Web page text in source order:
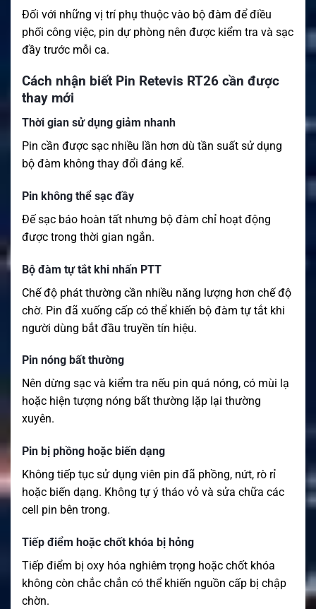
Đối với những vị trí phụ thuộc vào bộ đàm để điều
phối công việc, pin dự phòng nên được kiểm tra và sạc
đầy trước mỗi ca.
Cách nhận biết Pin Retevis RT26 cần được
thay mới
Thời gian sử dụng giảm nhanh
Pin cần được sạc nhiều lần hơn dù tần suất sử dụng
bộ đàm không thay đổi đáng kể.
Pin không thể sạc đầy
Đế sạc báo hoàn tất nhưng bộ đàm chỉ hoạt động
được trong thời gian ngắn.
Bộ đàm tự tắt khi nhấn PTT
Chế độ phát thường cần nhiều năng lượng hơn chế độ
chờ. Pin đã xuống cấp có thể khiến bộ đàm tự tắt khi
người dùng bắt đầu truyền tín hiệu.
Pin nóng bất thường
Nên dừng sạc và kiểm tra nếu pin quá nóng, có mùi lạ
hoặc hiện tượng nóng bất thường lặp lại thường
xuyên.
Pin bị phồng hoặc biến dạng
Không tiếp tục sử dụng viên pin đã phồng, nứt, rò rỉ
hoặc biến dạng. Không tự ý tháo vỏ và sửa chữa các
cell pin bên trong.
Tiếp điểm hoặc chốt khóa bị hỏng
Tiếp điểm bị oxy hóa nghiêm trọng hoặc chốt khóa
không còn chắc chắn có thể khiến nguồn cấp bị chập
chờn.